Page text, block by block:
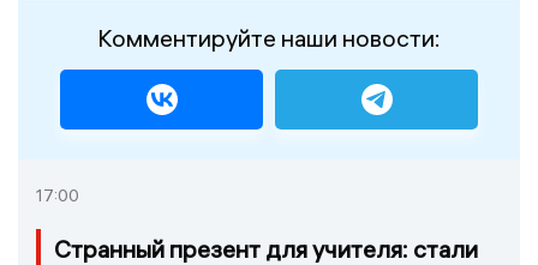
Комментируйте наши новости:
17:00
Странный презент для учителя: стали